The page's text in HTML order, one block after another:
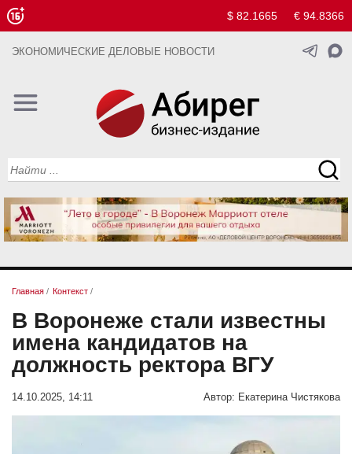
$ 82.1665 € 94.8366
ЭКОНОМИЧЕСКИЕ ДЕЛОВЫЕ НОВОСТИ
Главная / Контекст /
В Воронеже стали известны
имена кандидатов на
должность ректора ВГУ
14.10.2025, 14:11 Автор: Екатерина Чистякова